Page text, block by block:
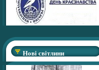
Нові світлини